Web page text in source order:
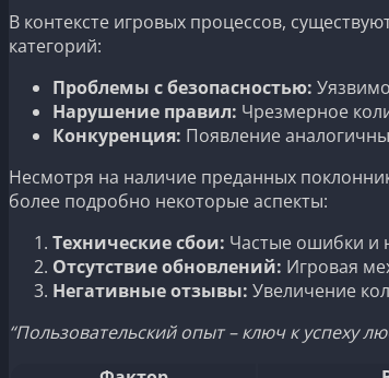
В контексте игровых процессов,
категорий:
Проблемы с безопасностью:
Нарушение правил: Чрезмерное
Конкуренция: Появление
Несмотря на наличие преданных
более подробно некоторые аспекты:
Технические сбои: Частые ошибки и
Отсутствие обновлений: Игровая
Негативные отзывы: Увеличение
“Пользовательский опыт – ключ к успеху